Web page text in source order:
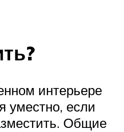
интерьере
уместно, если
Общие